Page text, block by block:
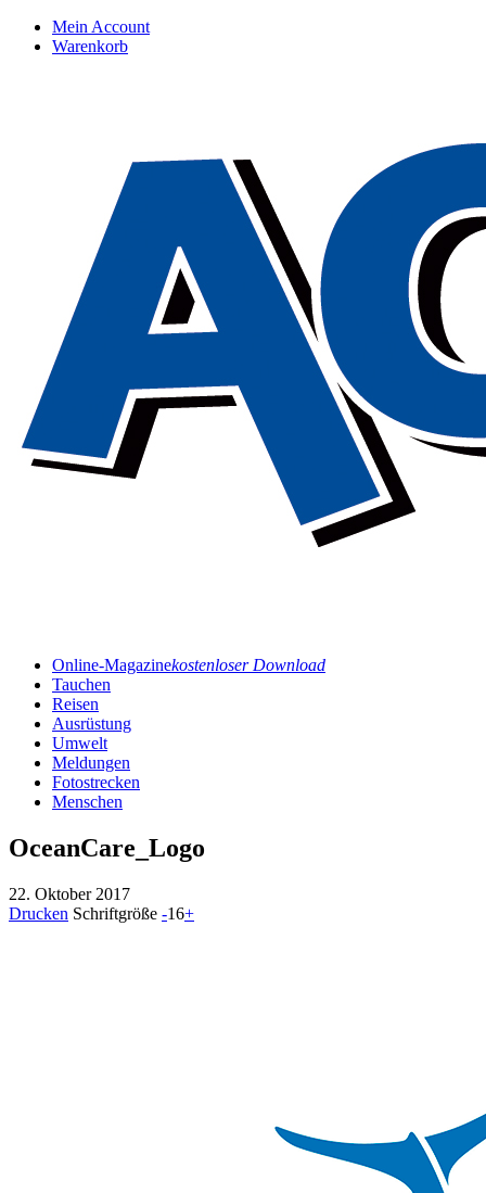
Mein Account
Warenkorb
Online-Magazinekostenloser Download
Tauchen
Reisen
Ausrüstung
Umwelt
Meldungen
Fotostrecken
Menschen
OceanCare_Logo
22. Oktober 2017
Drucken Schriftgröße -16+